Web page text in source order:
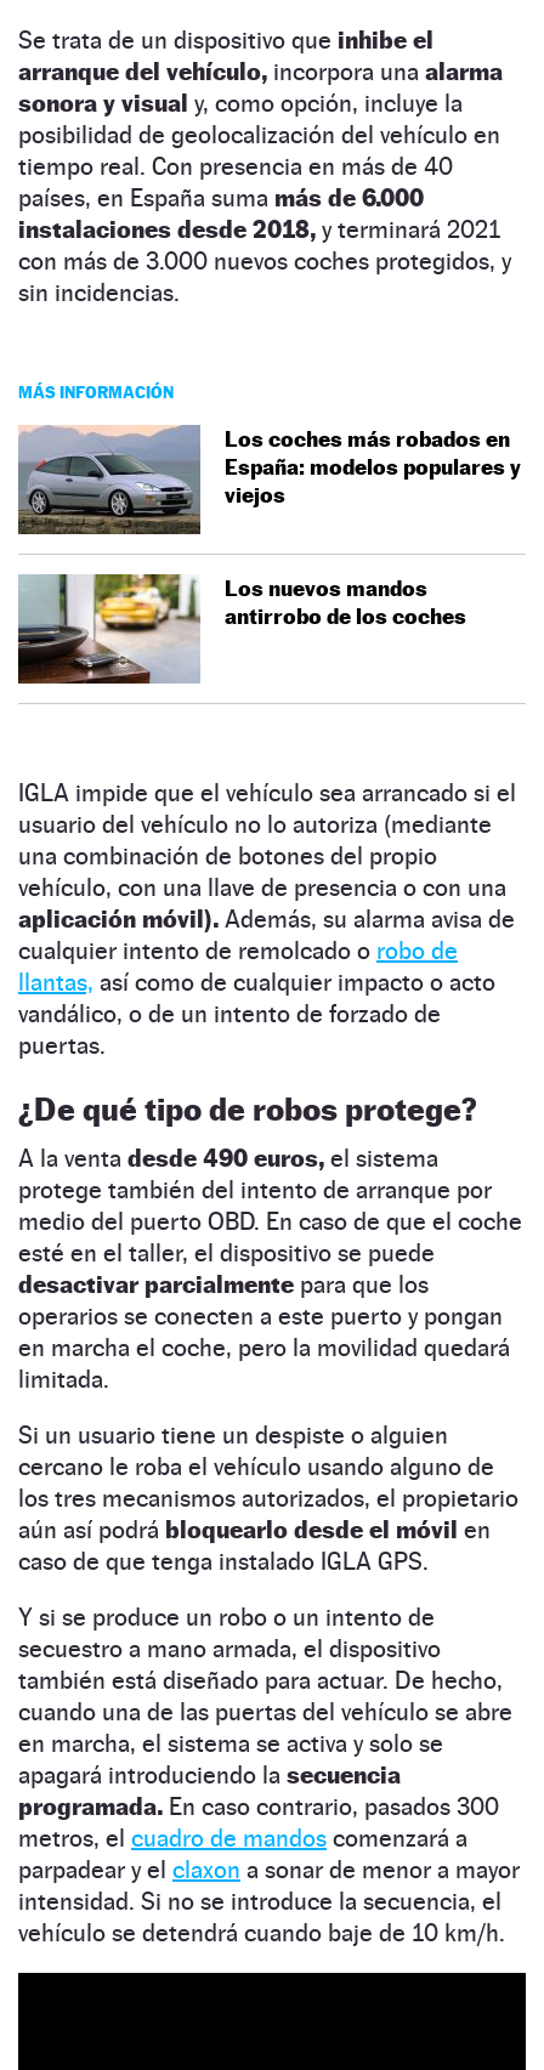
Se trata de un dispositivo que inhibe el
arranque del vehículo, incorpora una alarma
sonora y visual y, como opción, incluye la
posibilidad de geolocalización del vehículo en
tiempo real. Con presencia en más de 40
países, en España suma más de 6.000
instalaciones desde 2018, y terminará 2021
con más de 3.000 nuevos coches protegidos, y
sin incidencias.
MÁS INFORMACIÓN
Los coches más robados en
España: modelos populares y
viejos
Los nuevos mandos
antirrobo de los coches
IGLA impide que el vehículo sea arrancado si el
usuario del vehículo no lo autoriza (mediante
una combinación de botones del propio
vehículo, con una llave de presencia o con una
aplicación móvil). Además, su alarma avisa de
cualquier intento de remolcado o robo de
llantas, así como de cualquier impacto o acto
vandálico, o de un intento de forzado de
puertas.
¿De qué tipo de robos protege?
A la venta desde 490 euros, el sistema
protege también del intento de arranque por
medio del puerto OBD. En caso de que el coche
esté en el taller, el dispositivo se puede
desactivar parcialmente para que los
operarios se conecten a este puerto y pongan
en marcha el coche, pero la movilidad quedará
limitada.
Si un usuario tiene un despiste o alguien
cercano le roba el vehículo usando alguno de
los tres mecanismos autorizados, el propietario
aún así podrá bloquearlo desde el móvil en
caso de que tenga instalado IGLA GPS.
Y si se produce un robo o un intento de
secuestro a mano armada, el dispositivo
también está diseñado para actuar. De hecho,
cuando una de las puertas del vehículo se abre
en marcha, el sistema se activa y solo se
apagará introduciendo la secuencia
programada. En caso contrario, pasados 300
metros, el cuadro de mandos comenzará a
parpadear y el claxon a sonar de menor a mayor
intensidad. Si no se introduce la secuencia, el
vehículo se detendrá cuando baje de 10 km/h.